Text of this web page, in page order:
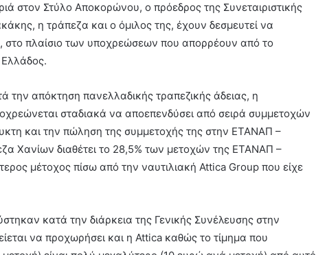
στον Στύλο Αποκορώνου, ο πρόεδρος της Συνεταιριστικής
η τράπεζα και ο όμιλος της, έχουν δεσμευτεί να
στο πλαίσιο των υποχρεώσεων που απορρέουν από το
Ελλάδος.
την απόκτηση πανελλαδικής τραπεζικής άδειας, η
σταδιακά να αποεπενδύσει από σειρά συμμετοχών
και την πώληση της συμμετοχής της στην ΕΤΑΝΑΠ –
Χανίων διαθέτει το 28,5% των μετοχών της ΕΤΑΝΑΠ –
μέτοχος πίσω από την ναυτιλιακή Attica Group που είχε
κατά την διάρκεια της Γενικής Συνέλευσης στην
να προχωρήσει και η Attica καθώς το τίμημα που